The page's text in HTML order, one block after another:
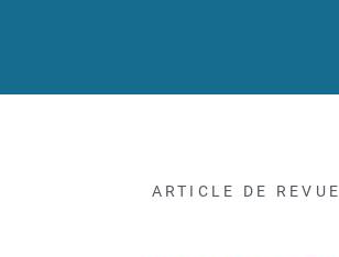
ARTICLE DE REVUE